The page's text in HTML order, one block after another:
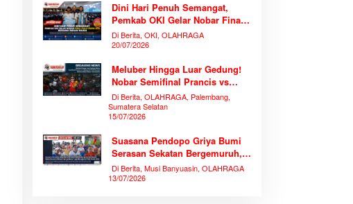
Dini Hari Penuh Semangat,
Pemkab OKI Gelar Nobar Final
Piala Dunia 2026 Bersama
Ribuan Warga
Di Berita, OKI, OLAHRAGA
20/07/2026
Meluber Hingga Luar Gedung!
Nobar Semifinal Prancis vs
Spanyol di TVRI Sumsel
Memecahkan Rekor Antusiasme
Di Berita, OLAHRAGA, Palembang,
Sumatera Selatan
15/07/2026
Suasana Pendopo Griya Bumi
Serasan Sekatan Bergemuruh,
Bupati Muba Bersama Ribuan
Warga Nobar Laga Bersejarah
Di Berita, Musi Banyuasin, OLAHRAGA
13/07/2026